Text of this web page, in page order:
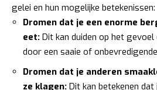
gelei en hun mogelijke betekenissen:
Dromen dat je een enorme
eet: Dit kan duiden op het
door een saaie of
Dromen dat je anderen
ze klagen: Dit kan betekenen